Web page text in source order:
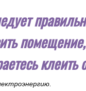
клеить